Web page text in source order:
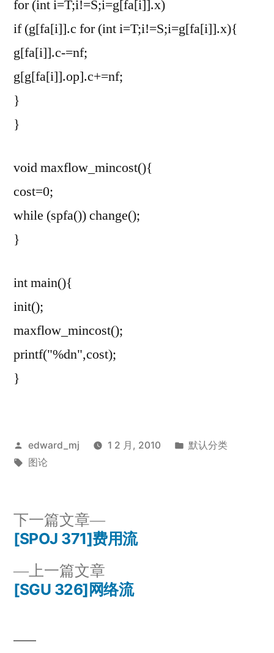
for (int i=T;i!=S;i=g[fa[i]].x)
if (g[fa[i]].c for (int i=T;i!=S;i=g[fa[i]].x){
g[fa[i]].c-=nf;
g[g[fa[i]].op].c+=nf;
}
}
void maxflow_mincost(){
cost=0;
while (spfa()) change();
}
int main(){
init();
maxflow_mincost();
printf("%dn",cost);
}
发
布
edward_mj 1 2 月, 2010
发
默认分类
标
图论
文
章
导
航
上一篇文章
一
[SGU 326]网络流
下一篇文章
下
一
章：
[SPOJ 371]费用流